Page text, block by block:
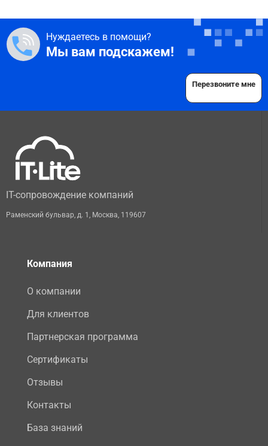
Нуждаетесь в помощи?
Мы вам подскажем!
Перезвоните мне
IT-сопровождение компаний
Раменский бульвар, д. 1 , Москва, 119607
Компания
О компании
Для клиентов
Партнерская программа
Сертификаты
Отзывы
Контакты
База знаний